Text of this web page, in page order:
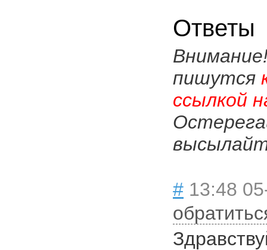
Ответы
пишутся
ссылкой
# 13:48